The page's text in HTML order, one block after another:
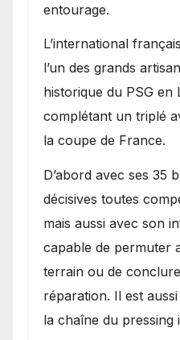
entourage.
L’international
l’un des grands
historique du PSG en
complétant un triplé
la coupe de France.
D’abord avec ses 35
décisives toutes
mais aussi avec son
capable de permuter
terrain ou de
réparation. Il est
la chaîne du pressing